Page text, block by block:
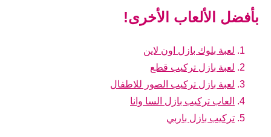
بأفضل الألعاب الأخرى!
لعبة بلوك بازل اون لاين
لعبة بازل تركيب قطع
لعبة بازل تركيب الصور للاطفال
العاب تركيب بازل السا وانا
تركيب بازل باربي